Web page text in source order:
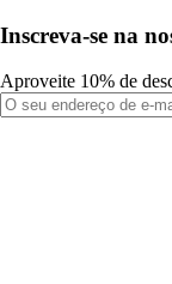
Inscreva-se na
Aproveite 10% de